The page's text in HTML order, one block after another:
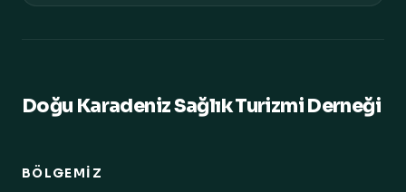
Doğu Karadeniz Sağlık Turizmi Derneği
BÖLGEMIZ